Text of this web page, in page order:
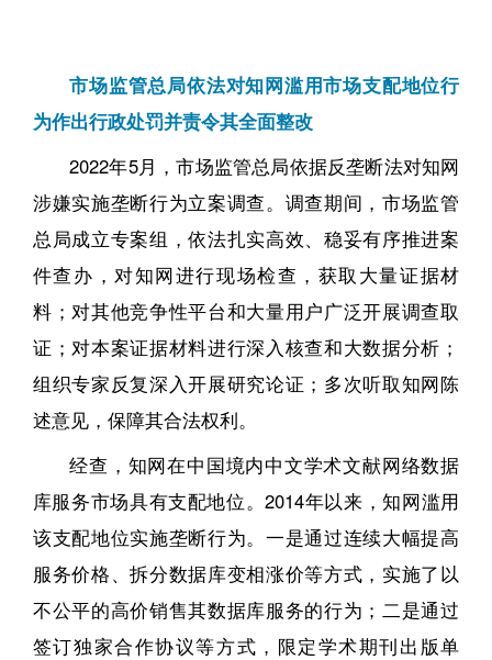
市场监管总局依法对知网滥用市场支配地位行
为作出行政处罚并责令其全面整改
2022年5月，市场监管总局依据反垄断法对知网
涉嫌实施垄断行为立案调查。调查期间，市场监管
总局成立专案组，依法扎实高效、稳妥有序推进案
件查办，对知网进行现场检查，获取大量证据材
料；对其他竞争性平台和大量用户广泛开展调查取
证；对本案证据材料进行深入核查和大数据分析；
组织专家反复深入开展研究论证；多次听取知网陈
述意见，保障其合法权利。
经查，知网在中国境内中文学术文献网络数据
库服务市场具有支配地位。2014年以来，知网滥用
该支配地位实施垄断行为。一是通过连续大幅提高
服务价格、拆分数据库变相涨价等方式，实施了以
不公平的高价销售其数据库服务的行为；二是通过
签订独家合作协议等方式，限定学术期刊出版单